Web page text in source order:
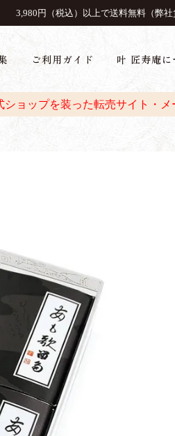
3,980円（税込）以上で送料無料（弊社
ご利用ガイド 叶 匠寿庵に
ショップを装った転売サイト・